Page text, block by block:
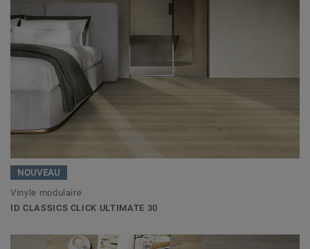
NOUVEAU
Vinyle modulaire
ID CLASSICS CLICK ULTIMATE 30